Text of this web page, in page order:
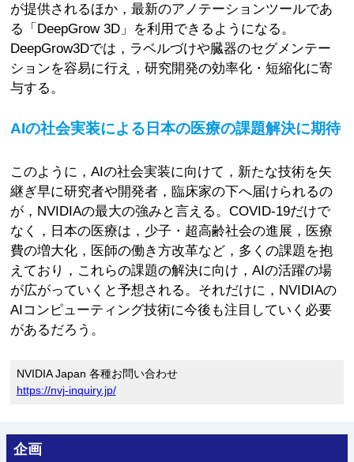
が提供されるほか，最新のアノテーションツールであ
る「DeepGrow 3D」を利用できるようになる。
DeepGrow3Dでは，ラベルづけや臓器のセグメンテー
ションを容易に行え，研究開発の効率化・短縮化に寄
与する。
AIの社会実装による日本の医療の課題解決に期待
このように，AIの社会実装に向けて，新たな技術を矢
継ぎ早に研究者や開発者，臨床家の下へ届けられるの
が，NVIDIAの最大の強みと言える。COVID-19だけで
なく，日本の医療は，少子・超高齢社会の進展，医療
費の増大化，医師の働き方改革など，多くの課題を抱
えており，これらの課題の解決に向け，AIの活躍の場
が広がっていくと予想される。それだけに，NVIDIAの
AIコンピューティング技術に今後も注目していく必要
があるだろう。
NVIDIA Japan 各種お問い合わせ
https://nvj-inquiry.jp/
企画